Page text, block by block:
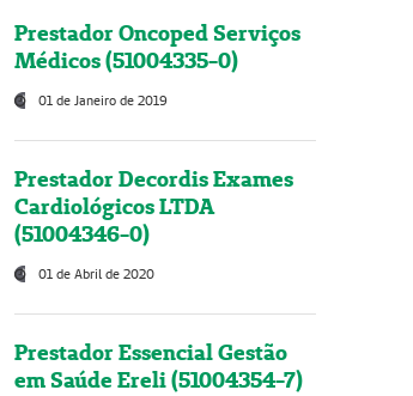
Prestador Oncoped Serviços
Médicos (51004335-0)
01 de Janeiro de 2019
Prestador Decordis Exames
Cardiológicos LTDA
(51004346-0)
01 de Abril de 2020
Prestador Essencial Gestão
em Saúde Ereli (51004354-7)